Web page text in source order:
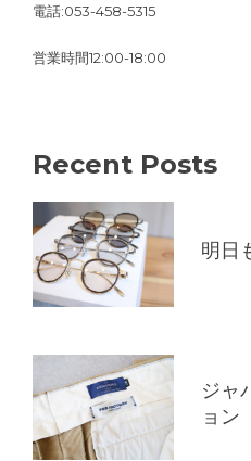
電話:053-458-5315
営業時間12:00-18:00
Recent Posts
明日
ジャ
ョン